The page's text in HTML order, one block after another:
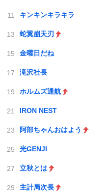
キンキンキラキラ
蛇翼崩天刃
金曜日だね
滝沢社長
ホルムズ通航
IRON NEST
阿部ちゃんおはよう
光GENJI
立秋とは
主計局次長